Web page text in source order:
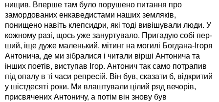
нищив. Вперше там було порушено питання про
замордованих енкаведистами наших земляків,
понищено навіть клепсидри, які тоді вивішували люди. У
кожному разі, щось уже зануртувало. Пригадую собі пер-
ший, іще дуже маленький, мітинг на могилі Богдана-Ігоря
Антонича, де ми зібралися і читали вірші Антонича та
інших поетів, виступав Ігор. Антонич так само потрапив
під опалу в ті часи репресій. Він був, сказати б, відкритий
у шістдесяті роки. Ми влаштували цілий ряд вечорів,
присвячених Антоничу, а потім він знову був